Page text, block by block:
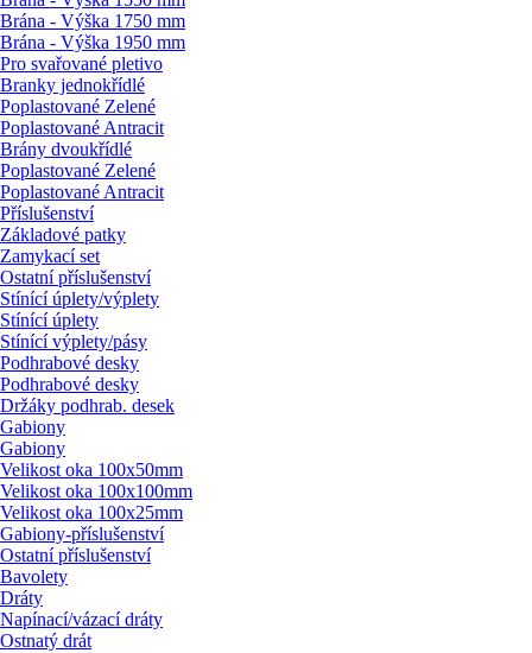
Brána - Výška 1750 mm
Brána - Výška 1950 mm
Pro svařované pletivo
Branky jednokřídlé
Poplastované Zelené
Poplastované Antracit
Brány dvoukřídlé
Poplastované Zelené
Poplastované Antracit
Příslušenství
Základové patky
Zamykací set
Ostatní příslušenství
Stínící úplety/výplety
Stínící úplety
Stínící výplety/pásy
Podhrabové desky
Podhrabové desky
Držáky podhrab. desek
Gabiony
Gabiony
Velikost oka 100x50mm
Velikost oka 100x100mm
Velikost oka 100x25mm
Gabiony-příslušenství
Ostatní příslušenství
Bavolety
Dráty
Napínací/vázací dráty
Ostnatý drát